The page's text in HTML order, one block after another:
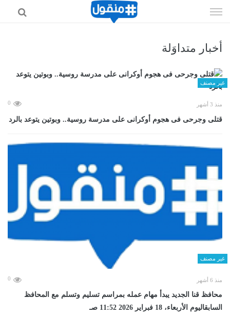
الى
أخبار متداوَلة
غير مصنف
منذ 3 أشهر 0
قتلى وجرحى فى هجوم أوكرانى على مدرسة روسية.. وبوتين يتوعد بالرد
غير مصنف
منذ 6 أشهر 0
محافظ قنا الجديد يبدأ مهام عمله بمراسم تسليم وتسلم مع المحافظ
السابقاليوم الأربعاء، 18 فبراير 2026 11:52 صـ